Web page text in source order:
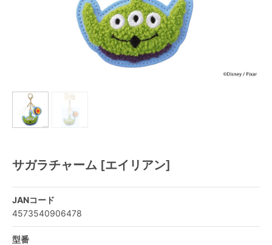
サガラチャーム [エイリアン]
JANコード
4573540906478
型番